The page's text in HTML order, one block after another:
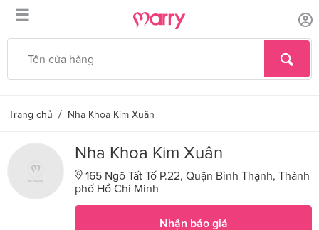
☰
Trang chủ / Nha Khoa Kim Xuân
Nha Khoa Kim Xuân
165 Ngô Tất Tố P.22, Quận Bình Thạnh, Thành
phố Hồ Chí Minh
Nhận báo giá